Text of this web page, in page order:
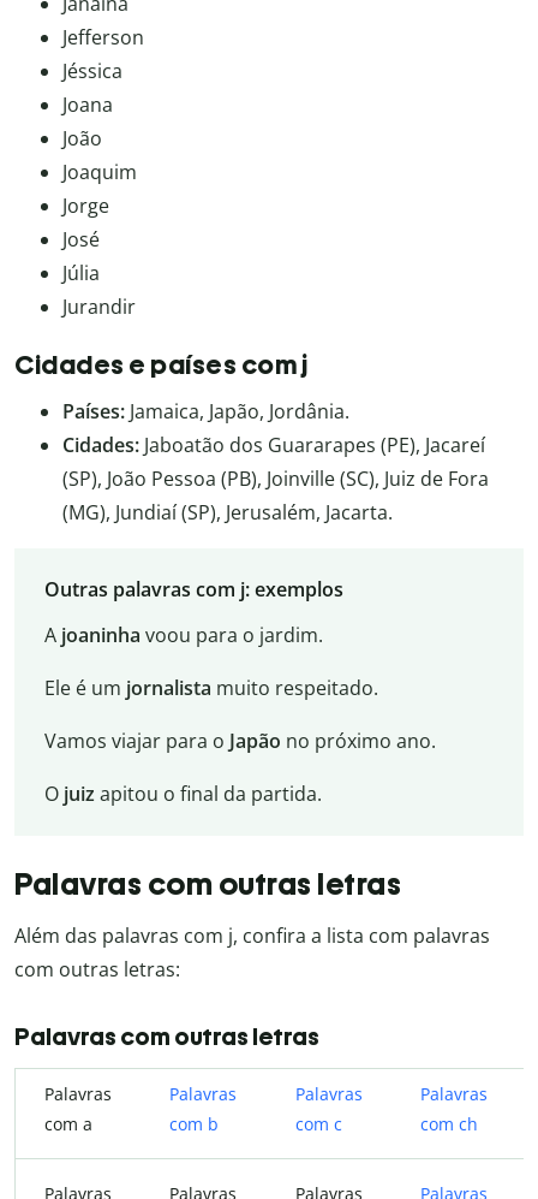
Jefferson
Jéssica
Joana
João
Joaquim
Jorge
José
Júlia
Jurandir
Cidades e países com j
Países: Jamaica, Japão, Jordânia.
Cidades: Jaboatão dos Guararapes (PE), Jacareí
(SP), João Pessoa (PB), Joinville (SC), Juiz de Fora
(MG), Jundiaí (SP), Jerusalém, Jacarta.
Outras palavras com j: exemplos
A joaninha voou para o jardim.
Ele é um jornalista muito respeitado.
Vamos viajar para o Japão no próximo ano.
O juizapitou o final da partida.
Palavras com outras letras
Além das palavras com j, confira a lista com palavras
com outras letras:
Palavras com outras letras
Palavras
com a
Palavras
com b
Palavras
com c
Palavras
com ch
Palavras Palavras Palavras Palavras